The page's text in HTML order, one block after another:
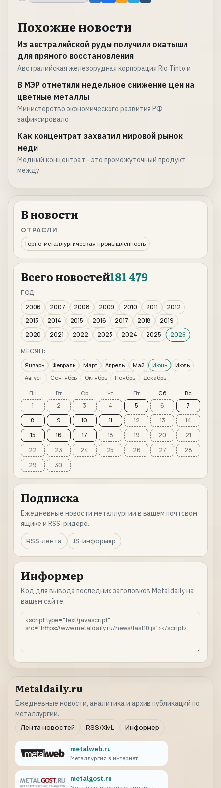
Похожие новости
Из австралийской руды получили окатыши
для прямого восстановления
Австралийская железорудная корпорация Rio Tinto и
В МЭР отметили недельное снижение цен на
цветные металлы
Министерство экономического развития РФ
зафиксировало
Как концентрат захватил мировой рынок
меди
Медный концентрат - это промежуточный продукт
между
В новости
ОТРАСЛИ
Горно-металлургическая промышленность
Всего новостей181 479
ГОД:
2006
2007 2008 2009 2010 2011
2012
2013
2014 2015 2016 2017 2018
2019
2020
2021 2022 2023 2024 2025
2026
МЕСЯЦ:
Январь Февраль Март Апрель Май Июнь
Июль
Август
Сентябрь Октябрь Ноябрь Декабрь
Пн Вт Ср Чт Пт Сб Вс
1 2 3 4 5 6
7
8
9 10 11 12 13
14
15
16 17 18 19 20
21
22
23 24 25 26 27
28
29
30
Подписка
Ежедневные новости металлургии в вашем почтовом
ящике и RSS-ридере.
RSS-лента
JS-информер
Информер
Код для вывода последних заголовков Metaldaily на
вашем сайте.
Metaldaily.ru
Ежедневные новости, аналитика и архив публикаций по
металлургии.
Лента новостей
RSS/XML Информер
metalweb.ru
Металлургия в интернет
metalgost.ru